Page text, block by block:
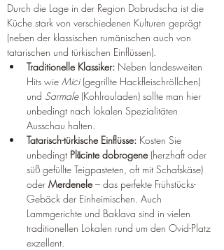
Durch die Lage in der Region Dobrudscha ist die
Küche stark von verschiedenen Kulturen geprägt
(neben der klassischen rumänischen auch von
tatarischen und türkischen Einflüssen).
Traditionelle Klassiker: Neben landesweiten
Hits wie Mici (gegrillte Hackfleischröllchen)
und Sarmale (Kohlrouladen) sollte man hier
unbedingt nach lokalen Spezialitäten
Ausschau halten.
Tatarisch-türkische Einflüsse: Kosten Sie
unbedingt Plăcinte dobrogene (herzhaft oder
süß gefüllte Teigpasteten, oft mit Schafskäse)
oder Merdenele – das perfekte Frühstücks-
Gebäck der Einheimischen. Auch
Lammgerichte und Baklava sind in vielen
traditionellen Lokalen rund um den Ovid-Platz
exzellent.